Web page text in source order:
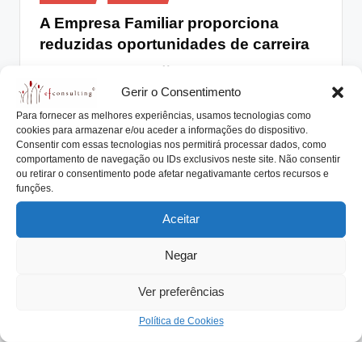
Gerir o Consentimento
Para fornecer as melhores experiências, usamos tecnologias como
cookies para armazenar e/ou aceder a informações do dispositivo.
Consentir com essas tecnologias nos permitirá processar dados, como
comportamento de navegação ou IDs exclusivos neste site. Não consentir
ou retirar o consentimento pode afetar negativamante certos recursos e
funções.
Aceitar
Negar
Ver preferências
Política de Cookies
.
p
t
in
A Empresa Familiar proporciona
reduzidas oportunidades de carreira
by
A disponibilidade de oportunidades profissionais não
foi considerada, pelos participantes no estudo da Egon
Zehnder,…
Read More